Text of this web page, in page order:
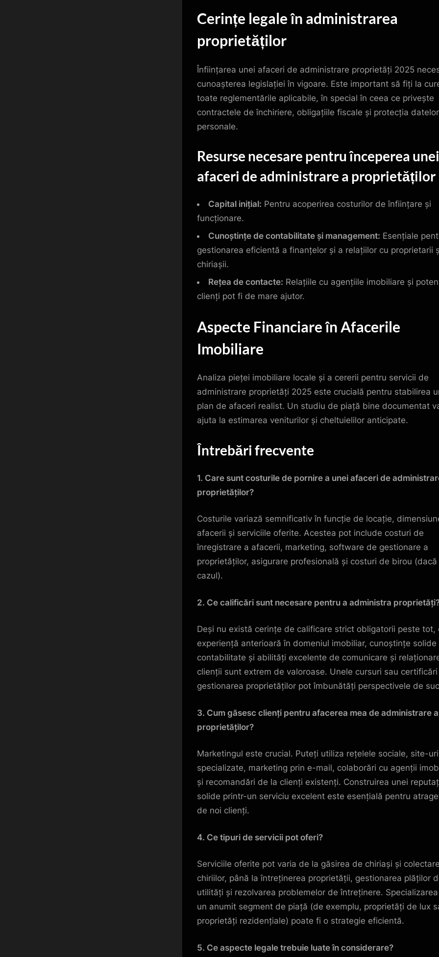
Cerințe legale în administrarea
proprietăților
Înființarea unei afaceri de administrare proprietăți 2025
cunoașterea legislației în vigoare. Este important să fiți la
toate reglementările aplicabile, în special în ceea ce privește
contractele de închiriere, obligațiile fiscale și protecția datelor
personale.
Resurse necesare pentru începerea unei
afaceri de administrare a proprietăților
Capital inițial: Pentru acoperirea costurilor de înființare și
funcționare.
Cunoștințe de contabilitate și management: Esențiale
gestionarea eficientă a finanțelor și a relațiilor cu proprietarii
chiriașii.
Rețea de contacte: Relațiile cu agențiile imobiliare și
clienți pot fi de mare ajutor.
Aspecte Financiare în Afacerile
Imobiliare
Analiza pieței imobiliare locale și a cererii pentru servicii de
administrare proprietăți 2025 este crucială pentru stabilirea
plan de afaceri realist. Un studiu de piață bine documentat
ajuta la estimarea veniturilor și cheltuielilor anticipate.
Întrebări frecvente
1. Care sunt costurile de pornire a unei afaceri de
proprietăților?
Costurile variază semnificativ în funcție de locație,
afacerii și serviciile oferite. Acestea pot include costuri de
înregistrare a afacerii, marketing, software de gestionare a
proprietăților, asigurare profesională și costuri de birou (dacă
cazul).
2. Ce calificări sunt necesare pentru a administra
Deși nu există cerințe de calificare strict obligatorii peste tot,
experiență anterioară în domeniul imobiliar, cunoștințe solide
contabilitate și abilități excelente de comunicare și
clienții sunt extrem de valoroase. Unele cursuri sau certificări
gestionarea proprietăților pot îmbunătăți perspectivele de
3. Cum găsesc clienți pentru afacerea mea de administrare a
proprietăților?
Marketingul este crucial. Puteți utiliza rețelele sociale, site-
specializate, marketing prin e-mail, colaborări cu agenții
și recomandări de la clienți existenți. Construirea unei
solide printr-un serviciu excelent este esențială pentru
de noi clienți.
4. Ce tipuri de servicii pot oferi?
Serviciile oferite pot varia de la găsirea de chiriași și
chiriilor, până la întreținerea proprietății, gestionarea plăților
utilități și rezolvarea problemelor de întreținere.
un anumit segment de piață (de exemplu, proprietăți de lux
proprietăți rezidențiale) poate fi o strategie eficientă.
5. Ce aspecte legale trebuie luate în considerare?